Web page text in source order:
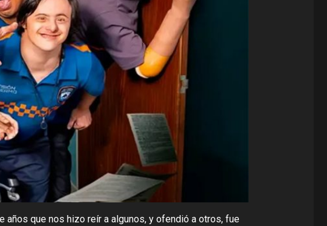
años que nos hizo reír a algunos, y ofendió a otros, fue